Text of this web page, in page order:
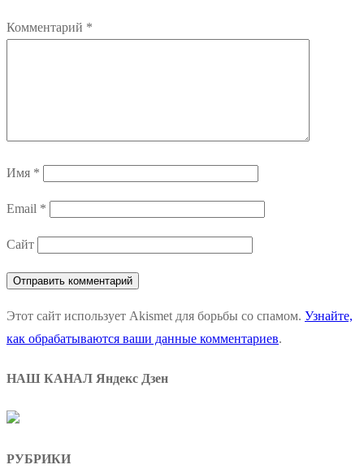
Комментарий *
Имя *
Email *
Сайт
Этот сайт использует Akismet для борьбы со спамом. Узнайте,
как обрабатываются ваши данные комментариев.
НАШ КАНАЛ Яндекс Дзен
РУБРИКИ